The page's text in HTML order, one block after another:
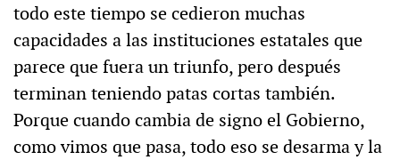
todo este tiempo se cedieron muchas
capacidades a las instituciones estatales que
parece que fuera un triunfo, pero después
terminan teniendo patas cortas también.
Porque cuando cambia de signo el Gobierno,
como vimos que pasa, todo eso se desarma y la